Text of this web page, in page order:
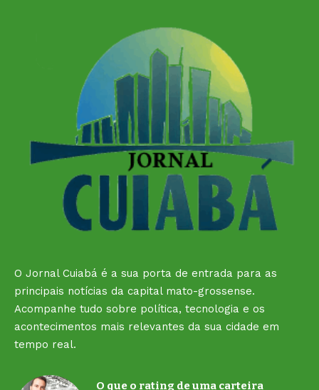
O Jornal Cuiabá é a sua porta de entrada para as
principais notícias da capital mato-grossense.
Acompanhe tudo sobre política, tecnologia e os
acontecimentos mais relevantes da sua cidade em
tempo real.
O que o rating de uma carteira